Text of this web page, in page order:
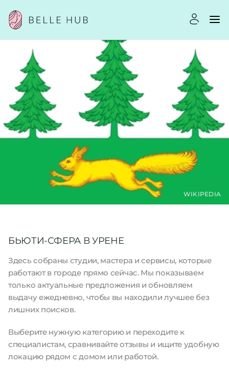
WIKIPEDIA
БЬЮТИ-СФЕРА В УРЕНЕ
Здесь собраны студии, мастера и сервисы, которые
работают в городе прямо сейчас. Мы показываем
только актуальные предложения и обновляем
выдачу ежедневно, чтобы вы находили лучшее без
лишних поисков.
Выберите нужную категорию и переходите к
специалистам, сравнивайте отзывы и ищите удобную
локацию рядом с домом или работой.